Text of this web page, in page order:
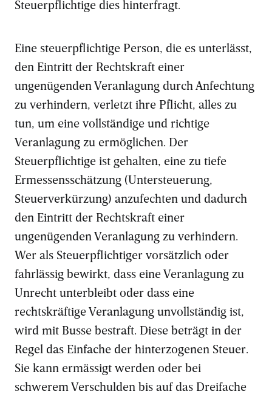
Steuerpflichtige dies hinterfragt.
Eine steuerpflichtige Person, die es unterlässt,
den Eintritt der Rechtskraft einer
ungenügenden Veranlagung durch Anfechtung
zu verhindern, verletzt ihre Pflicht, alles zu
tun, um eine vollständige und richtige
Veranlagung zu ermöglichen. Der
Steuerpflichtige ist gehalten, eine zu tiefe
Ermessensschätzung (Untersteuerung,
Steuerverkürzung) anzufechten und dadurch
den Eintritt der Rechtskraft einer
ungenügenden Veranlagung zu verhindern.
Wer als Steuerpflichtiger vorsätzlich oder
fahrlässig bewirkt, dass eine Veranlagung zu
Unrecht unterbleibt oder dass eine
rechtskräftige Veranlagung unvollständig ist,
wird mit Busse bestraft. Diese beträgt in der
Regel das Einfache der hinterzogenen Steuer.
Sie kann ermässigt werden oder bei
schwerem Verschulden bis auf das Dreifache